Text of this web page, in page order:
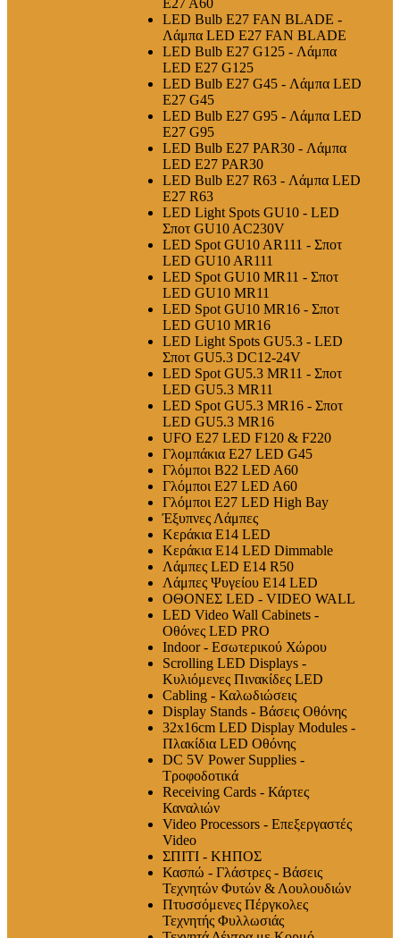
E27 A60
LED Bulb E27 FAN BLADE -
Λάμπα LED E27 FAN BLADE
LED Bulb E27 G125 - Λάμπα
LED E27 G125
LED Bulb E27 G45 - Λάμπα LED
E27 G45
LED Bulb E27 G95 - Λάμπα LED
E27 G95
LED Bulb E27 PAR30 - Λάμπα
LED E27 PAR30
LED Bulb E27 R63 - Λάμπα LED
E27 R63
LED Light Spots GU10 - LED
Σποτ GU10 AC230V
LED Spot GU10 AR111 - Σποτ
LED GU10 AR111
LED Spot GU10 MR11 - Σποτ
LED GU10 MR11
LED Spot GU10 MR16 - Σποτ
LED GU10 MR16
LED Light Spots GU5.3 - LED
Σποτ GU5.3 DC12-24V
LED Spot GU5.3 MR11 - Σποτ
LED GU5.3 MR11
LED Spot GU5.3 MR16 - Σποτ
LED GU5.3 MR16
UFO E27 LED F120 & F220
Γλομπάκια E27 LED G45
Γλόμποι B22 LED A60
Γλόμποι E27 LED A60
Γλόμποι E27 LED High Bay
Έξυπνες Λάμπες
Κεράκια E14 LED
Κεράκια E14 LED Dimmable
Λάμπες LED E14 R50
Λάμπες Ψυγείου E14 LED
ΟΘΟΝΕΣ LED - VIDEO WALL
LED Video Wall Cabinets -
Οθόνες LED PRO
Indoor - Εσωτερικού Χώρου
Scrolling LED Displays -
Κυλιόμενες Πινακίδες LED
Cabling - Καλωδιώσεις
Display Stands - Βάσεις Οθόνης
32x16cm LED Display Modules -
Πλακίδια LED Οθόνης
DC 5V Power Supplies -
Τροφοδοτικά
Receiving Cards - Κάρτες
Καναλιών
Video Processors - Επεξεργαστές
Video
ΣΠΙΤΙ - ΚΗΠΟΣ
Κασπώ - Γλάστρες - Βάσεις
Τεχνητών Φυτών & Λουλουδιών
Πτυσσόμενες Πέργκολες
Τεχνητής Φυλλωσιάς